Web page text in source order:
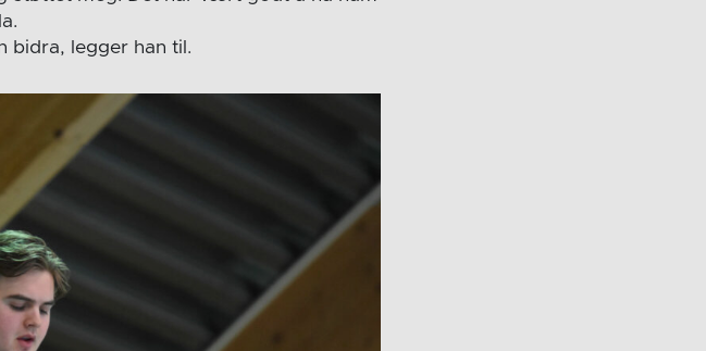
bidra, legger han til.